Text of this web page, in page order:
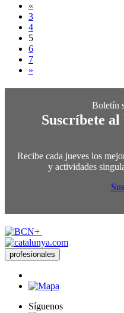
«
3
4
5
6
7
»
Suscríbete
Recibe cada jueves los
y actividades
profesionales
Síguenos